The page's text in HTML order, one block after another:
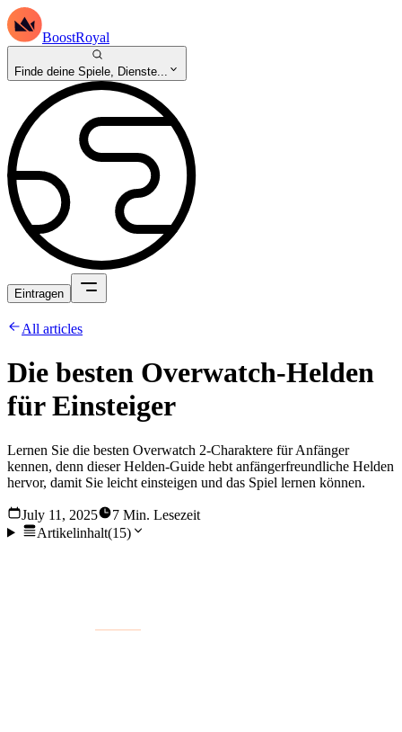
BoostRoyal
Finde deine Spiele, Dienste...
Eintragen
All articles
Die besten Overwatch-Helden
für Einsteiger
Lernen Sie die besten Overwatch 2-Charaktere für Anfänger
kennen, denn dieser Helden-Guide hebt anfängerfreundliche Helden
hervor, damit Sie leicht einsteigen und das Spiel lernen können.
July 11, 2025
7 Min. Lesezeit
Artikelinhalt(15)